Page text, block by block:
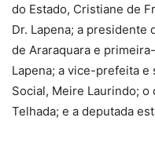
do Estado, Cristiane de
Dr. Lapena; a presidente
de Araraquara e
Lapena; a vice-prefeita
Social, Meire Laurindo; o
Telhada; e a deputada